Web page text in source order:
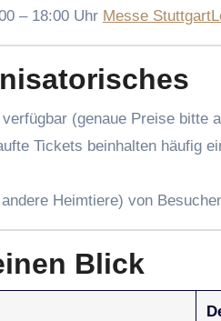
– 18:00 Uhr Messe Stuttgart
(genaue Preise bitte
Tickets beinhalten häufig
Heimtiere) von
Blick